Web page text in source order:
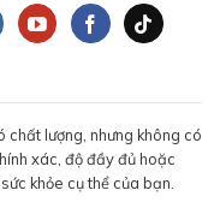
chất lượng, nhưng không có
xác, độ đầy đủ hoặc
khỏe cụ thể của bạn.